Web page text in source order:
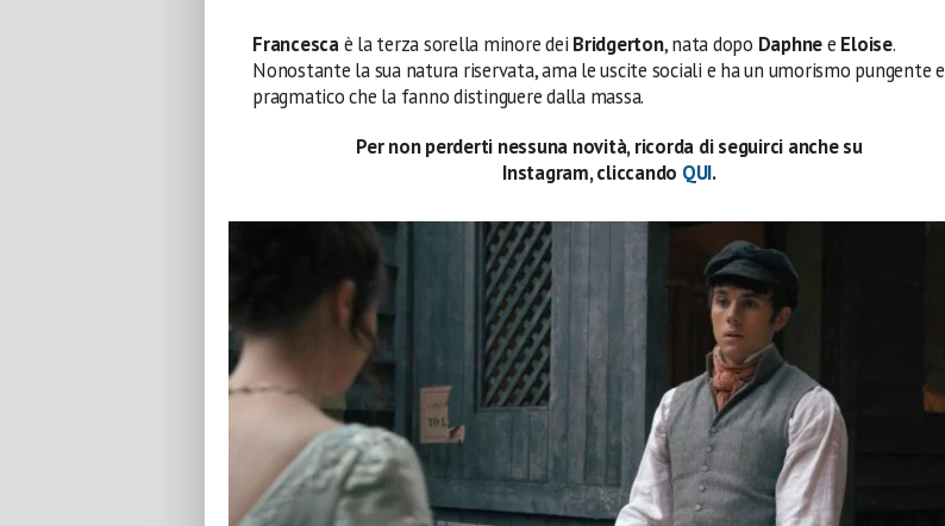
Francescaè la terza sorella minore dei Bridgerton, nata dopo Daphnee Eloise.
Nonostante la sua natura riservata, ama le uscite sociali e ha un umorismo pungente e
pragmatico che la fanno distinguere dalla massa.
Per non perderti nessuna novità, ricorda di seguirci anche su
Instagram, cliccando QUI.